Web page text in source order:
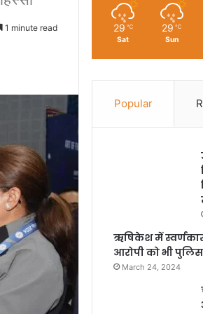
1 minute read 29 ℃
Sat
29 ℃
Sun
Popular
ऋषिकेश में
आरोपी को भी
March 24, 2024